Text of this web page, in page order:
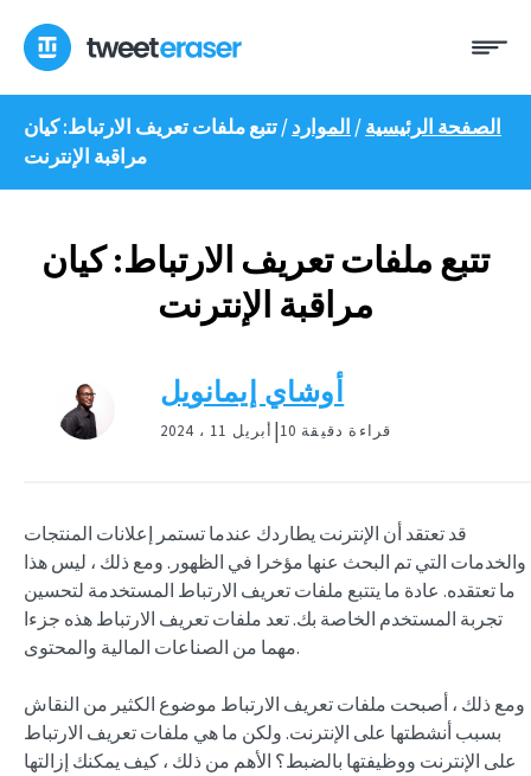
إلى
المحتوى
الصفحة الرئيسية/ الموارد/تتبع ملفات تعريف الارتباط: كيان
مراقبة الإنترنت
تتبع ملفات تعريف الارتباط: كيان
مراقبة الإنترنت
أوشاي إيمانويل
أبريل 11 ، 2024 | 10 قراءة دقيقة
قد تعتقد أن الإنترنت يطاردك عندما تستمر إعلانات المنتجات
والخدمات التي تم البحث عنها مؤخرا في الظهور. ومع ذلك ، ليس هذا
ما تعتقده. عادة ما يتتبع ملفات تعريف الارتباط المستخدمة لتحسين
تجربة المستخدم الخاصة بك. تعد ملفات تعريف الارتباط هذه جزءا
مهما من الصناعات المالية والمحتوى.
ومع ذلك ، أصبحت ملفات تعريف الارتباط موضوع الكثير من النقاش
بسبب أنشطتها على الإنترنت. ولكن ما هي ملفات تعريف الارتباط
على الإنترنت ووظيفتها بالضبط؟ الأهم من ذلك ، كيف يمكنك إزالتها